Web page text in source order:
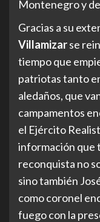
Montenegro y
Gracias a su
Villamizarse
tiempo que
patriotas tanto
aledaños, que
campamentos
el Ejército
información que
reconquista no
sino también
como coronel
fuego con la